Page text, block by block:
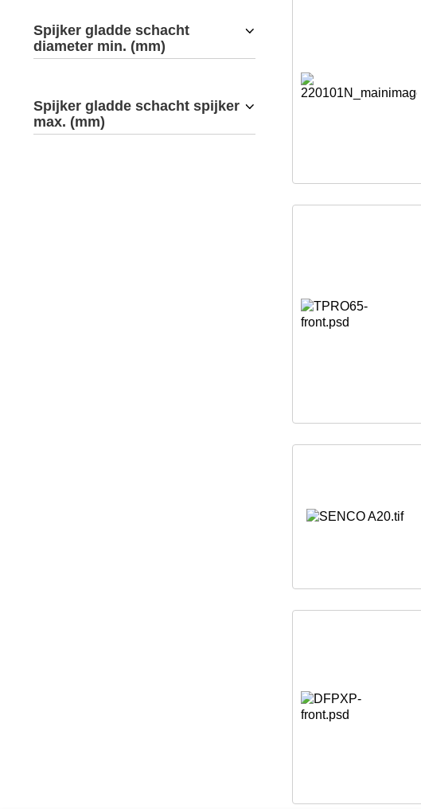
Spijker gladde schacht
diameter min. (mm)
Spijker gladde schacht spijker
max. (mm)